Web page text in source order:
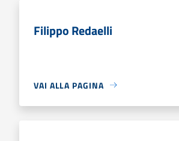
Filippo Redaelli
VAI ALLA PAGINA